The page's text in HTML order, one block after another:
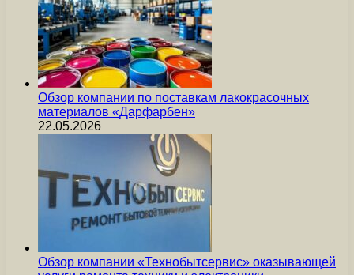
Обзор компании по поставкам лакокрасочных
материалов «Дарфарбен»
22.05.2026
Обзор компании «Технобытсервис» оказывающей